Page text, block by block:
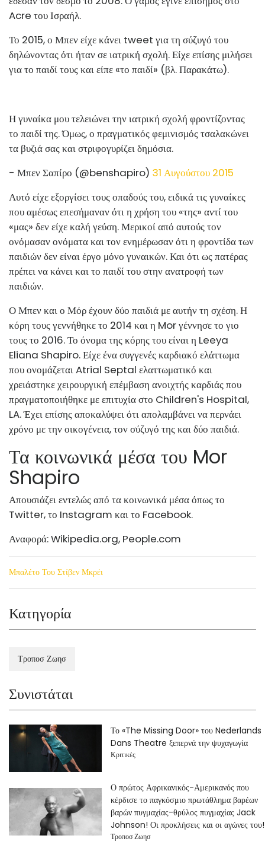
Acre του Ισραήλ.
Το 2015, ο Μπεν είχε κάνει tweet για τη σύζυγό του
δηλώνοντας ότι ήταν σε ιατρική σχολή. Είχε επίσης μιλήσει
για το παιδί τους και είπε «το παιδί» (βλ. Παρακάτω).
Η γυναίκα μου τελειώνει την ιατρική σχολή φροντίζοντας
το παιδί της. Όμως, ο πραγματικός φεμινισμός τσαλακώνει
τα βυζιά σας και στριφογυρίζει δημόσια.
- Μπεν Σαπίρο (@benshapiro) 31 Αυγούστου 2015
Αυτό είχε εξοργίσει τους οπαδούς του, ειδικά τις γυναίκες
που αμέσως επεσήμαναν ότι η χρήση του «της» αντί του
«μας» δεν είχε καλή γεύση. Μερικοί από αυτούς τον
ονόμασαν ονόματα και τον ενημέρωσαν ότι η φροντίδα των
παιδιών δεν είναι έργο μόνο γυναικών. Και ότι ως πατέρας
πρέπει να κάνει και το παιδί του στην ανατροφή των
παιδιών.
Ο Μπεν και ο Μόρ έχουν δύο παιδιά με αυτήν τη σχέση. Η
κόρη τους γεννήθηκε το 2014 και η Mor γέννησε το γιο
τους το 2016. Το όνομα της κόρης του είναι η Leeya
Eliana Shapiro. Είχε ένα συγγενές καρδιακό ελάττωμα
που ονομάζεται Atrial Septal ελαττωματικό και
χρειάστηκε χειρουργική επέμβαση ανοιχτής καρδιάς που
πραγματοποιήθηκε με επιτυχία στο Children's Hospital,
LA. Έχει επίσης αποκαλύψει ότι απολαμβάνει να περνάει
χρόνο με την οικογένεια, τον σύζυγό της και δύο παιδιά.
Τα κοινωνικά μέσα του Mor
Shapiro
Απουσιάζει εντελώς από τα κοινωνικά μέσα όπως το
Twitter, το Instagram και το Facebook.
Αναφορά:Wikipedia.org, People.com
Μπαλέτο Του Στίβεν Μκρέι
Κατηγορία
Τροποσ Ζωησ
Συνιστάται
Το «The Missing Door» του Nederlands
Dans Theatre ξεπερνά την ψυχαγωγία
Κριτικές
Ο πρώτος Αφρικανικός-Αμερικανός που
κέρδισε το παγκόσμιο πρωτάθλημα βαρέων
βαρών πυγμαχίας-θρύλος πυγμαχίας Jack
Johnson! Οι προκλήσεις και οι αγώνες του!
Τροποσ Ζωησ